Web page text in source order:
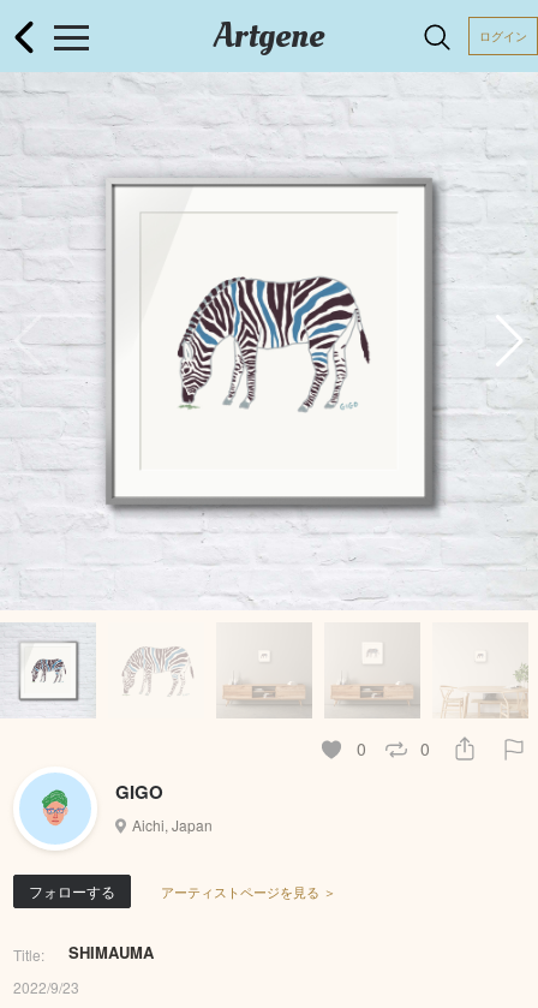
Artgene ログイン
0 0
GIGO
Aichi, Japan
フォローする アーティストページを見る ＞
Title: SHIMAUMA
2022/9/23